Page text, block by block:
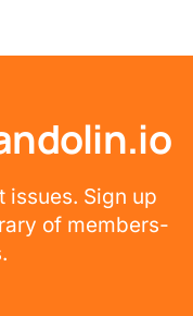
issues. Sign up
of members-